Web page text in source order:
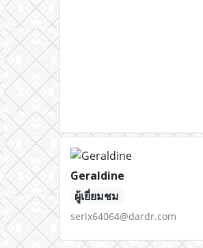
Geraldine
ผู้เยี่ยมชม
serix64064@dardr.com